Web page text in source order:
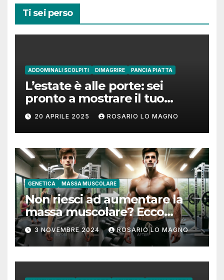
Ti sei perso
ADDOMINALI SCOLPITI DIMAGRIRE PANCIA PIATTA
L’estate è alle porte: sei
pronto a mostrare il tuo
addome piatto?
20 APRILE 2025 ROSARIO LO MAGNO
GENETICA MASSA MUSCOLARE
Non riesci ad aumentare la
massa muscolare? Ecco
come fare!
3 NOVEMBRE 2024 ROSARIO LO MAGNO